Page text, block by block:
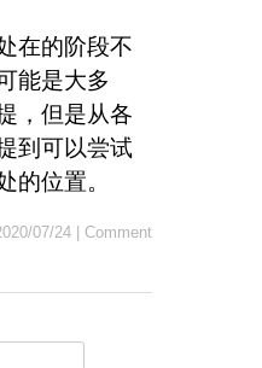
在的阶段不
能是大多
，但是从各
到可以尝试
位置。
07/24 Comment